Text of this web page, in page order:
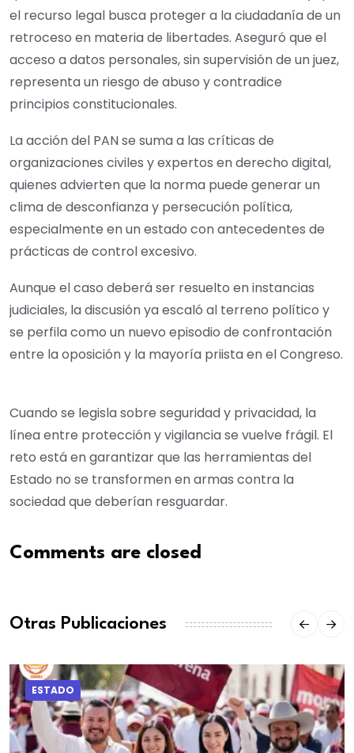
el recurso legal busca proteger a la ciudadanía de un
retroceso en materia de libertades. Aseguró que el
acceso a datos personales, sin supervisión de un juez,
representa un riesgo de abuso y contradice
principios constitucionales.
La acción del PAN se suma a las críticas de
organizaciones civiles y expertos en derecho digital,
quienes advierten que la norma puede generar un
clima de desconfianza y persecución política,
especialmente en un estado con antecedentes de
prácticas de control excesivo.
Aunque el caso deberá ser resuelto en instancias
judiciales, la discusión ya escaló al terreno político y
se perfila como un nuevo episodio de confrontación
entre la oposición y la mayoría priista en el Congreso.
Cuando se legisla sobre seguridad y privacidad, la
línea entre protección y vigilancia se vuelve frágil. El
reto está en garantizar que las herramientas del
Estado no se transformen en armas contra la
sociedad que deberían resguardar.
Comments are closed
Otras Publicaciones
ESTADO